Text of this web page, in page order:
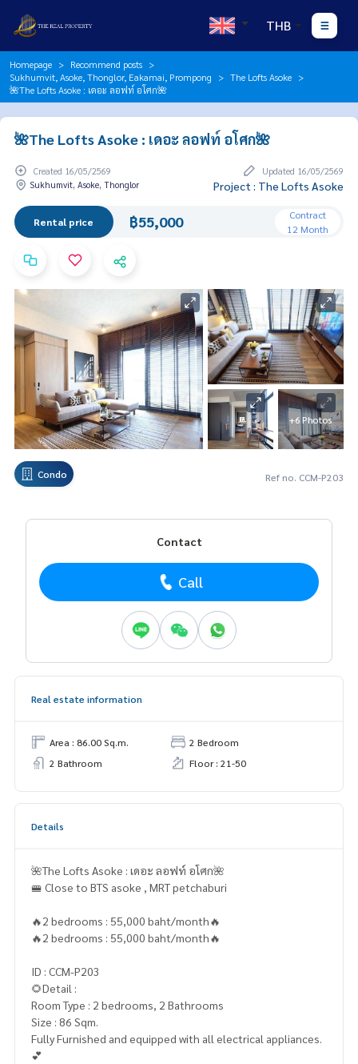
THB
Homepage
Recommend posts
Sukhumvit, Asoke, Thonglor, Eakamai, Prompong
The Lofts Asoke
🌺The Lofts Asoke : เดอะ ลอฟท์ อโศก🌺
🌺The Lofts Asoke : เดอะ ลอฟท์ อโศก🌺
Created 16/05/2569
Updated 16/05/2569
Sukhumvit, Asoke, Thonglor
Project : The Lofts Asoke
Rental price ฿55,000
Contract
12 Month
+6 Photos
Condo Ref no. CCM-P203
Contact
Call
Real estate information
Area : 86.00 Sq.m.
2 Bedroom
2 Bathroom
Floor : 21-50
Details
🌺The Lofts Asoke : เดอะ ลอฟท์ อโศก🌺
🚝 Close to BTS asoke , MRT petchaburi
🔥2 bedrooms : 55,000 baht/month🔥
🔥2 bedrooms : 55,000 baht/month🔥
ID : CCM-P203
🌻Detail :
Room Type : 2 bedrooms, 2 Bathrooms
Size : 86 Sqm.
Fully Furnished and equipped with all electrical appliances.
💕